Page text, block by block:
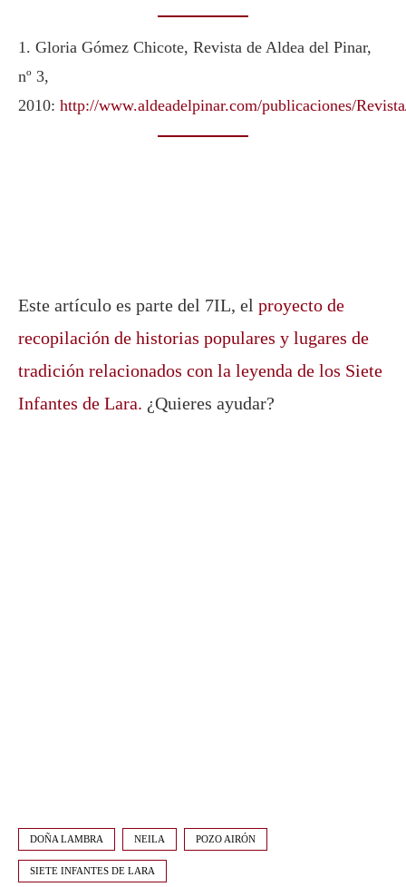
1. Gloria Gómez Chicote, Revista de Aldea del Pinar,
nº 3,
2010: http://www.aldeadelpinar.com/publicaciones/
Este artículo es parte del 7IL, el proyecto de
recopilación de historias populares y lugares de
tradición relacionados con la leyenda de los Siete
Infantes de Lara. ¿Quieres ayudar?
DOÑA LAMBRA NEILA POZO AIRÓN
SIETE INFANTES DE LARA